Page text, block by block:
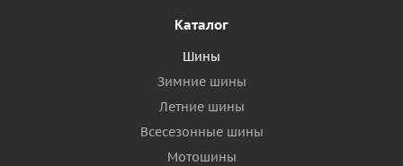
Каталог
Шины
Зимние шины
Летние шины
Всесезонные шины
Мотошины